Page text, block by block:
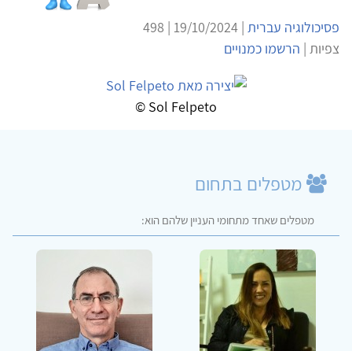
פסיכולוגיה עברית
| 19/10/2024 | 498
צפיות | הרשמו כמנויים
Sol Felpeto ©
מטפלים בתחום
מטפלים שאחד מתחומי העניין שלהם הוא: